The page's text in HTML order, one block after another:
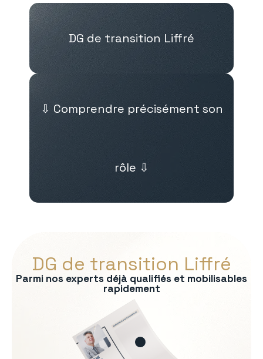
DG de transition Liffré
⇩ Comprendre précisément son
rôle ⇩
DG de transition Liffré
Parmi nos experts déjà qualifiés et mobilisables
rapidement